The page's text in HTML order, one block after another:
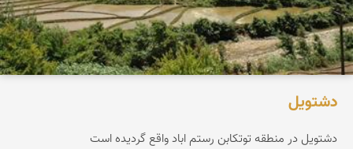
دشتویل
دشتویل در منطقه توتکابن رستم اباد واقع گردیده است